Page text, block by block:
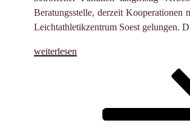
Beratungsstelle, derzeit
Leichtathletikzentrum Soest gelungen.
„Berührungsängste
weiterlesen